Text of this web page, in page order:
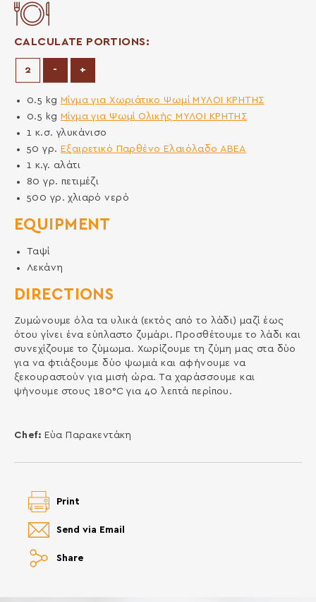
DIRECTIONS
Ζυμώνουμε όλα τα υλικά (εκτός από το λάδι) μαζί έως
ότου γίνει ένα εύπλαστο ζυμάρι. Προσθέτουμε το λάδι και
συνεχίζουμε το ζύμωμα. Χωρίζουμε τη ζύμη μας στα δύο
για να φτιάξουμε δύο ψωμιά και αφήνουμε να
ξεκουραστούν για μισή ώρα. Τα χαράσσουμε και
ψήνουμε στους 180°C για 40 λεπτά περίπου.
Chef: Εύα Παρακεντάκη
CALCULATE PORTIONS:
- Decrease Portions
+Increase Portions
0.5 kg Μίγμα για Χωριάτικο Ψωμί ΜΥΛΟΙ ΚΡΗΤΗΣ
0.5 kg Μίγμα για Ψωμί Ολικής ΜΥΛΟΙ ΚΡΗΤΗΣ
1 κ.σ. γλυκάνισο
50γρ. Εξαιρετικό Παρθένο Ελαιόλαδο ΑΒΕΑ
1 κ.γ. αλάτι
80γρ. πετιμέζι
500 γρ.χλιαρό νερό
EQUIPMENT
Ταψί
Λεκάνη
Share
Send via Email
Print